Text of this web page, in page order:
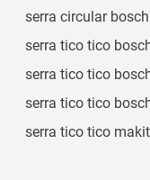
serra circular
serra tico tico
serra tico tico
serra tico tico
serra tico tico